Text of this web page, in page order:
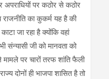
अपराधियों पर कठोर से कठोर
राजनीति का कुकर्म यह है की
जा रहा है क्योंकि वहां
संन्यासी जी को मानवता को
मामले पर चारों तरफ शांति फैली
दोनों ही भाजपा शासित है तो